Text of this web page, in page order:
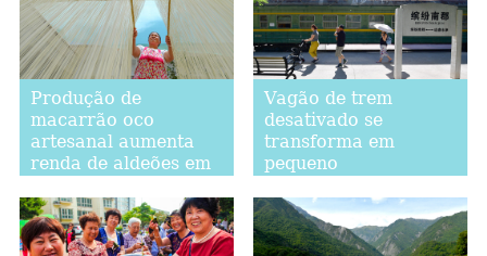
Produção de
macarrão oco
artesanal aumenta
renda de aldeões em
Vagão de trem
desativado se
transforma em
pequeno
Xi'an